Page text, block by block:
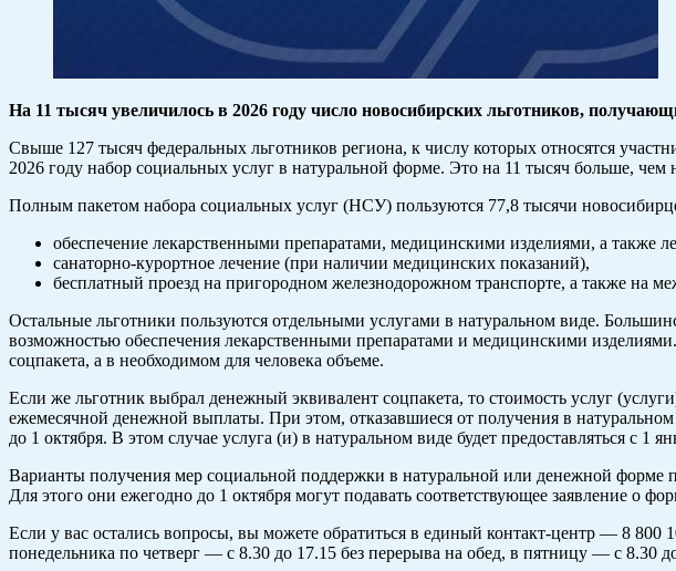
На 11 тысяч увеличилось в 2026 году число новосибирских льготников,
Свыше 127 тысяч федеральных льготников региона, к числу которых относятся
2026 году набор социальных услуг в натуральной форме. Это на 11 тысяч больше, чем
Полным пакетом набора социальных услуг (НСУ) пользуются 77,8 тысячи
обеспечение лекарственными препаратами, медицинскими изделиями, а также
санаторно-курортное лечение (при наличии медицинских показаний),
бесплатный проезд на пригородном железнодорожном транспорте, а также на
Остальные льготники пользуются отдельными услугами в натуральном виде.
возможностью обеспечения лекарственными препаратами и медицинскими
соцпакета, а в необходимом для человека объеме.
Если же льготник выбрал денежный эквивалент соцпакета, то стоимость услуг
ежемесячной денежной выплаты. При этом, отказавшиеся от получения в
до 1 октября. В этом случае услуга (и) в натуральном виде будет предоставляться с 1
Варианты получения мер социальной поддержки в натуральной или денежной форме
Для этого они ежегодно до 1 октября могут подавать соответствующее заявление о
Если у вас остались вопросы, вы можете обратиться в единый контакт-центр — 8
понедельника по четверг — с 8.30 до 17.15 без перерыва на обед, в пятницу — с 8.30